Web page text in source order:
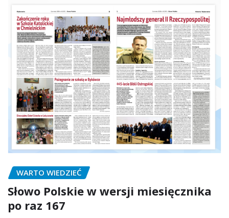
WARTO WIEDZIEĆ
Słowo Polskie w wersji miesięcznika
po raz 167